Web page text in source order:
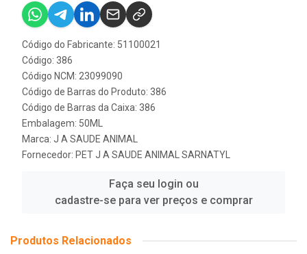
Código do Fabricante: 51100021
Código: 386
Código NCM: 23099090
Código de Barras do Produto: 386
Código de Barras da Caixa: 386
Embalagem: 50ML
Marca: J A SAUDE ANIMAL
Fornecedor: PET J A SAUDE ANIMAL SARNATYL
Faça seu login ou
cadastre-se para ver preços e comprar
Produtos Relacionados